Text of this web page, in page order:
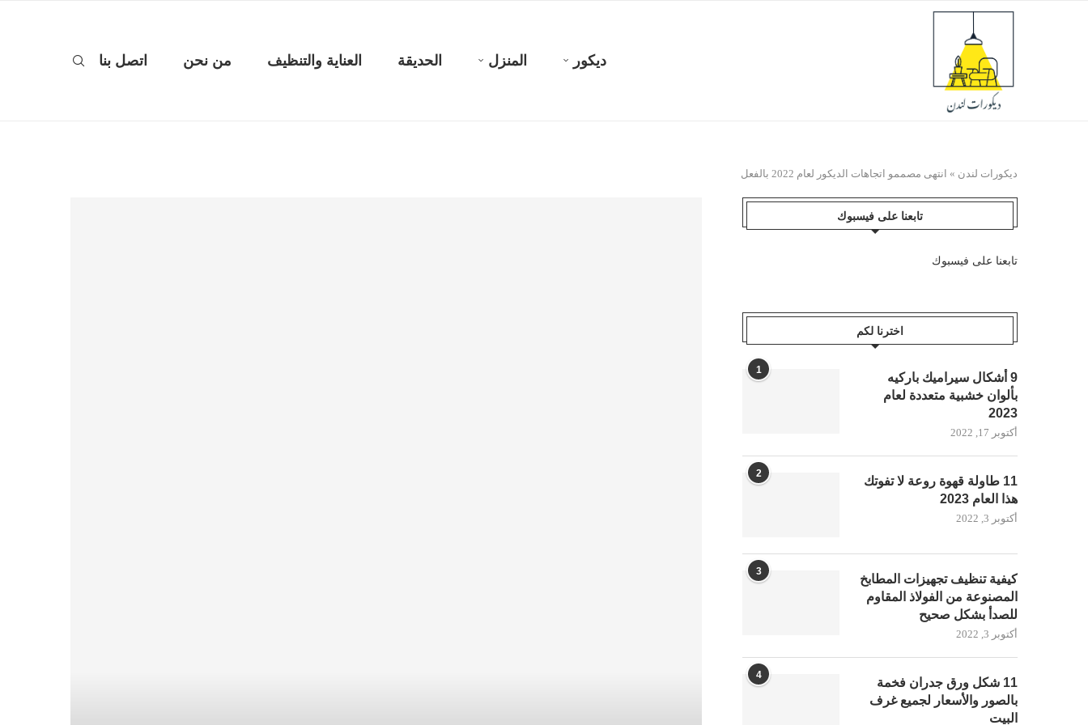
ديكور المنزل الحديقة العناية والتنظيف من نحن اتصل بنا
ديكورات لندن » انتهى مصممو اتجاهات الديكور لعام 2022 بالفعل
تابعنا على فيسبوك
تابعنا على فيسبوك
اخترنا لكم
1
9 أشكال سيراميك باركيه
بألوان خشبية متعددة لعام
2023
أكتوبر 17, 2022
2
11 طاولة قهوة روعة لا تفوتك
هذا العام 2023
أكتوبر 3, 2022
3
كيفية تنظيف تجهيزات المطابخ
المصنوعة من الفولاذ المقاوم
للصدأ بشكل صحيح
أكتوبر 3, 2022
4
11 شكل ورق جدران فخمة
بالصور والأسعار لجميع غرف
البيت